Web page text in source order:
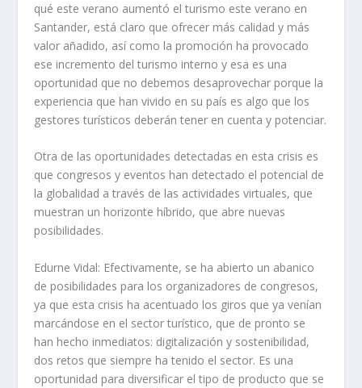
qué este verano aumentó el turismo este verano en
Santander, está claro que ofrecer más calidad y más
valor añadido, así como la promoción ha provocado
ese incremento del turismo interno y esa es una
oportunidad que no debemos desaprovechar porque la
experiencia que han vivido en su país es algo que los
gestores turísticos deberán tener en cuenta y potenciar.
Otra de las oportunidades detectadas en esta crisis es
que congresos y eventos han detectado el potencial de
la globalidad a través de las actividades virtuales, que
muestran un horizonte híbrido, que abre nuevas
posibilidades.
Edurne Vidal: Efectivamente, se ha abierto un abanico
de posibilidades para los organizadores de congresos,
ya que esta crisis ha acentuado los giros que ya venían
marcándose en el sector turístico, que de pronto se
han hecho inmediatos: digitalización y sostenibilidad,
dos retos que siempre ha tenido el sector. Es una
oportunidad para diversificar el tipo de producto que se